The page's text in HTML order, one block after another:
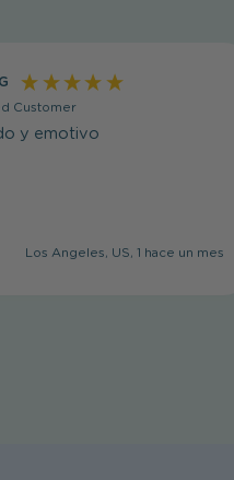
Customer
y emotivo
Los Angeles, US, 1 hace un mes